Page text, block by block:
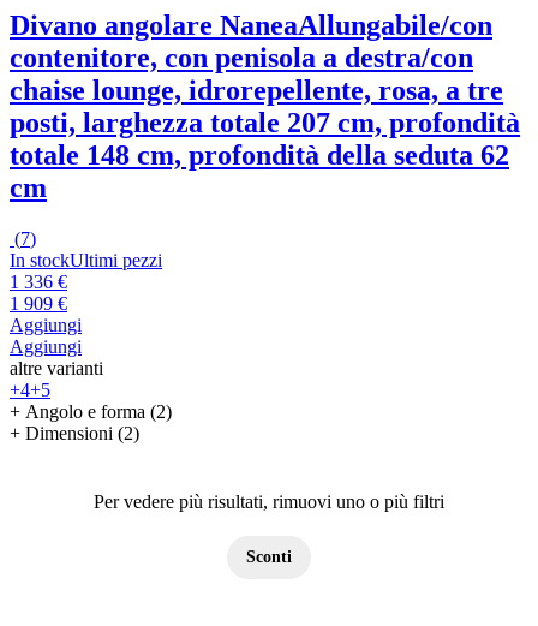
Divano angolare NaneaAllungabile/con
contenitore, con penisola a destra/con
chaise lounge, idrorepellente, rosa, a tre
posti, larghezza totale 207 cm, profondità
totale 148 cm, profondità della seduta 62
cm
(7)
In stockUltimi pezzi
1 336 €
1 909 €
Aggiungi
Aggiungi
altre varianti
+4+5
+ Angolo e forma (2)
+ Dimensioni (2)
Per vedere più risultati, rimuovi uno o più filtri
Sconti